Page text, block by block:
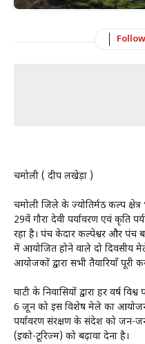
चमोली ( प्रदीप लखेड़ा )
चमोली जिले के ज्योतिर्मठ कल्प
29वें गौरा देवी पर्यावरण एवं
रहा है। पंच केदार कल्पेश्वर और पंच
में आयोजित होने वाले दो दिवसीय
आयोजकों द्वारा सभी तैयारियाँ पूरी
घाटी के निवासियों द्वारा हर वर्ष
6 जून को इस विशेष मेले का आयोजन
पर्यावरण संरक्षण के संदेश को जन-जन
(इको-टूरिज्म) को बढ़ावा देना है।